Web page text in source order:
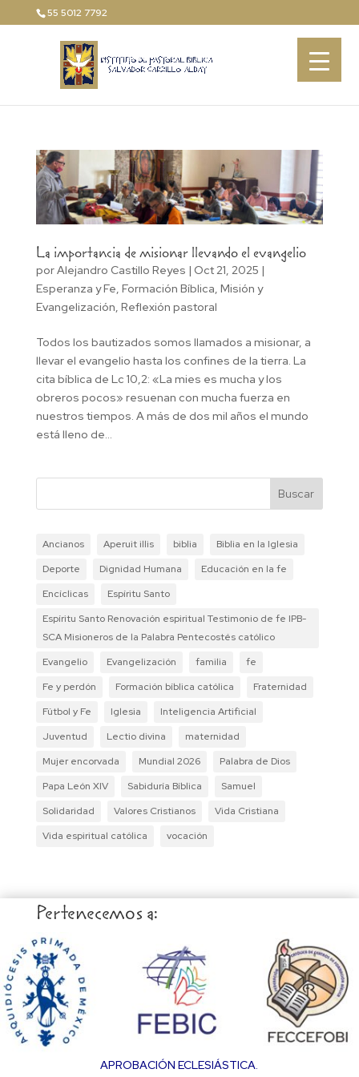
55 5012 7792
La importancia de misionar llevando el evangelio
porAlejandro Castillo Reyes | Oct 21, 2025 |
Esperanza y Fe Formación Bíblica Misión y
Evangelización Reflexión pastoral
Todos los bautizados somos llamados a misionar, a
llevar el evangelio hasta los confines de la tierra. La
cita bíblica de Lc 10,2: «La mies es mucha y los
obreros pocos» resuenan con mucha fuerza en
nuestros tiempos. A más de dos mil años el mundo
está lleno de...
Buscar
Ancianos Aperuit illis biblia
Biblia en la Iglesia
Deporte
Dignidad Humana
Educación en la fe
Encíclicas
Espíritu Santo
Espíritu Santo Renovación espiritual Testimonio de fe IPB-
SCA Misioneros de la Palabra Pentecostés católico
Evangelio
Evangelización familia
fe
Fe y perdón
Formación bíblica católica
Fraternidad
Fútbol y Fe
Iglesia
Inteligencia Artificial
Juventud
Lectio divina
maternidad
Mujer encorvada
Mundial 2026
Palabra de Dios
Papa León XIV
Sabiduría Bíblica
Samuel
Solidaridad
Valores Cristianos
Vida Cristiana
Vida espiritual católica
vocación
Pertenecemos a:
APROBACIÓN ECLESIÁSTICA.